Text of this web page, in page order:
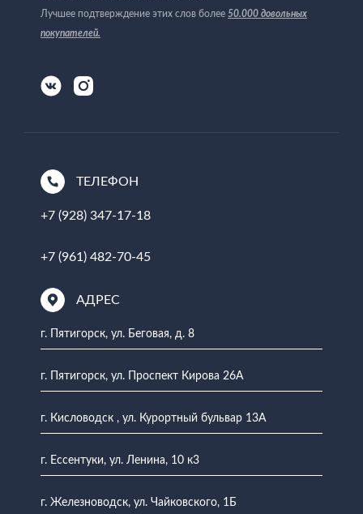
Лучшее подтверждение этих слов более 50.000 довольных
покупателей.
ТЕЛЕФОН
+7 (928) 347-17-18
+7 (961) 482-70-45
АДРЕС
г. Пятигорск, ул. Беговая, д. 8
г. Пятигорск, ул. Проспект Кирова 26А
г. Кисловодск , ул. Курортный бульвар 13А
г. Ессентуки, ул. Ленина, 10 к3
г. Железноводск, ул. Чайковского, 1Б